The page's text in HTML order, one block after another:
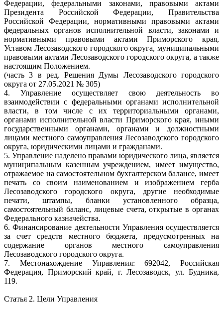
Федерации, федеральными законами, правовыми актами
Президента Российской Федерации, Правительства
Российской Федерации, нормативными правовыми актами
федеральных органов исполнительной власти, законами и
нормативными правовыми актами Приморского края,
Уставом Лесозаводского городского округа, муниципальными
правовыми актами Лесозаводского городского округа, а также
настоящим Положением.
(часть 3 в ред. Решения Думы Лесозаводского городского
округа от 27.05.2021 № 305)
4. Управление осуществляет свою деятельность во
взаимодействии с федеральными органами исполнительной
власти, в том числе с их территориальными органами,
органами исполнительной власти Приморского края, иными
государственными органами, органами и должностными
лицами местного самоуправления Лесозаводского городского
округа, юридическими лицами и гражданами.
5. Управление наделено правами юридического лица, является
муниципальным казенным учреждением, имеет имущество,
отражаемое на самостоятельном бухгалтерском балансе, имеет
печать со своим наименованием и изображением герба
Лесозаводского городского округа, другие необходимые
печати, штампы, бланки установленного образца,
самостоятельный баланс, лицевые счета, открытые в органах
Федерального казначейства.
6. Финансирование деятельности Управления осуществляется
за счет средств местного бюджета, предусмотренных на
содержание органов местного самоуправления
Лесозаводского городского округа.
7. Местонахождение Управления: 692042, Российская
Федерация, Приморский край, г. Лесозаводск, ул. Будника,
119.
Статья 2. Цели Управления